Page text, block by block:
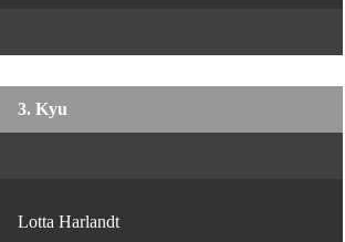
3. Kyu
Lotta Harlandt